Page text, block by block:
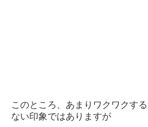
このところ、あまりワクワクす
ない印象ではありますが